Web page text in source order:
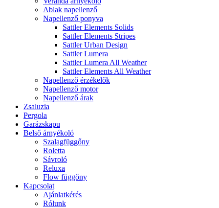
Ablak napellenző
Napellenző ponyva
Sattler Elements Solids
Sattler Elements Stripes
Sattler Urban Design
Sattler Lumera
Sattler Lumera All Weather
Sattler Elements All Weather
Napellenző érzékelők
Napellenző motor
Napellenző árak
Zsaluzia
Pergola
Garázskapu
Belső árnyékoló
Szalagfüggőny
Roletta
Sávroló
Reluxa
Flow függőny
Kapcsolat
Ajánlatkérés
Rólunk